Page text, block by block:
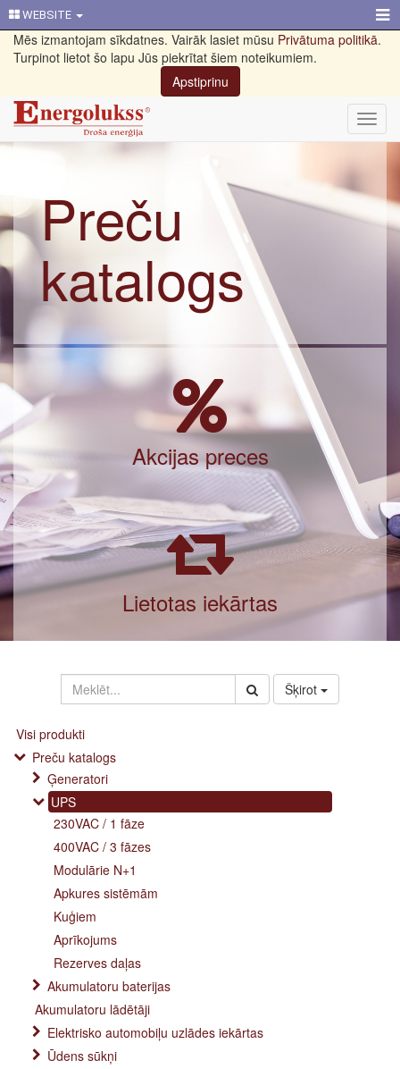
WEBSITE
Mēs izmantojam sīkdatnes. Vairāk lasiet mūsu Privātuma politikā.
Turpinot lietot šo lapu Jūs piekrītat šiem noteikumiem.
Apstiprinu
Preču
katalogs
Akcijas preces
Lietotas iekārtas
Šķirot
Visi produkti
Preču katalogs
Ģeneratori
UPS
230VAC / 1 fāze
400VAC / 3 fāzes
Modulārie N+1
Apkures sistēmām
Kuģiem
Aprīkojums
Rezerves daļas
Akumulatoru baterijas
Akumulatoru lādētāji
Elektrisko automobiļu uzlādes iekārtas
Ūdens sūkņi